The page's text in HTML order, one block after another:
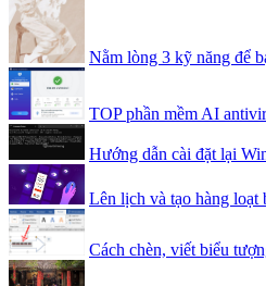
Nằm lòng 3 kỹ năng để
TOP phần mềm AI
Hướng dẫn cài đặt lại
Lên lịch và tạo hàng
Cách chèn, viết biểu